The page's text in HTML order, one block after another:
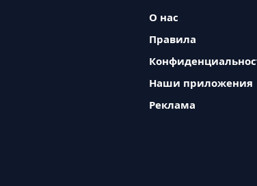
О нас
Правила
Наши приложения
Реклама